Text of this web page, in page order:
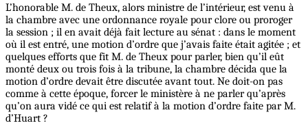
L’honorable M. de Theux, alors ministre de l’intérieur, est venu à
la chambre avec une ordonnance royale pour clore ou proroger
la session ; il en avait déjà fait lecture au sénat : dans le moment
où il est entré, une motion d’ordre que j’avais faite était agitée ; et
quelques efforts que fit M. de Theux pour parler, bien qu’il eût
monté deux ou trois fois à la tribune, la chambre décida que la
motion d’ordre devait être discutée avant tout. Ne doit-on pas
comme à cette époque, forcer le ministère à ne parler qu’après
qu’on aura vidé ce qui est relatif à la motion d’ordre faite par M.
d’Huart ?